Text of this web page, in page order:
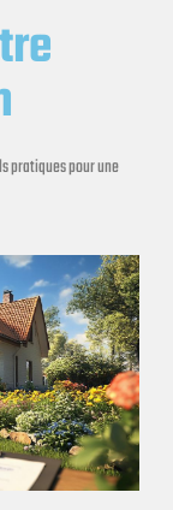
pratiques pour une